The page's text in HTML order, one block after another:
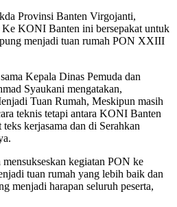
Provinsi Banten Virgojanti,
KONI Banten ini bersepakat untuk
menjadi tuan rumah PON XXIII
Kepala Dinas Pemuda dan
Syaukani mengatakan,
Tuan Rumah, Meskipun masih
teknis tetapi antara KONI Banten
kerjasama dan di Serahkan
kegiatan PON ke
tuan rumah yang lebih baik dan
menjadi harapan seluruh peserta,